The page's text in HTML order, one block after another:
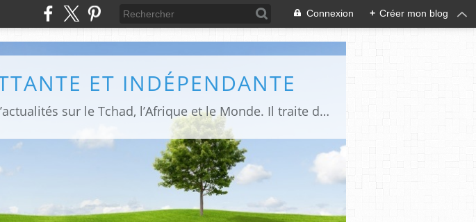
Connexion + Créer mon blog
ET INDÉPENDANTE
Makaila.fr est un site d’informations indépendant et d’actualités sur le Tchad, l’Afrique et le Monde. Il traite des sujets variés entre autres: la politique, les droits humains, les libertés, le social, l’économique,la culture etc.